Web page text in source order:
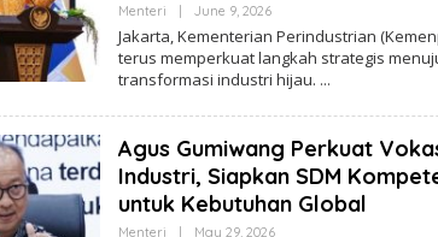
Menteri June 9, 2026B
Y
R
O
R
A
Jakarta, Kementerian Perindustrian
terus memperkuat langkah strategis
transformasi industri hijau.
Agus Gumiwang Perkuat
Industri, Siapkan SDM
untuk Kebutuhan Global
Menteri May 29, 2026B